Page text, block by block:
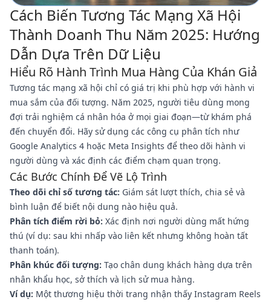
Cách Biến Tương Tác Mạng Xã Hội
Thành Doanh Thu Năm 2025: Hướng
Dẫn Dựa Trên Dữ Liệu
Hiểu Rõ Hành Trình Mua Hàng Của Khán Giả
Tương tác mạng xã hội chỉ có giá trị khi phù hợp với hành vi
mua sắm của đối tượng. Năm 2025, người tiêu dùng mong
đợi trải nghiệm cá nhân hóa ở mọi giai đoạn—từ khám phá
đến chuyển đổi. Hãy sử dụng các công cụ phân tích như
Google Analytics 4 hoặc Meta Insights để theo dõi hành vi
người dùng và xác định các điểm chạm quan trọng.
Các Bước Chính Để Vẽ Lộ Trình
Theo dõi chỉ số tương tác: Giám sát lượt thích, chia sẻ và
bình luận để biết nội dung nào hiệu quả.
Phân tích điểm rời bỏ: Xác định nơi người dùng mất hứng
thú (ví dụ: sau khi nhấp vào liên kết nhưng không hoàn tất
thanh toán).
Phân khúc đối tượng: Tạo chân dung khách hàng dựa trên
nhân khẩu học, sở thích và lịch sử mua hàng.
Ví dụ: Một thương hiệu thời trang nhận thấy Instagram Reels